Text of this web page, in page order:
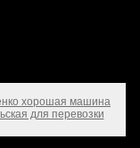
хорошая машина
для перевозки